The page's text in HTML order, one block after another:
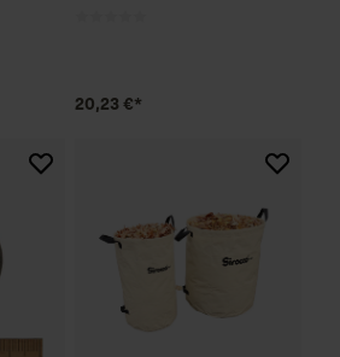
20,23 €*
gegevensverwerking opslaan
Econda Tag Manager
Cookies